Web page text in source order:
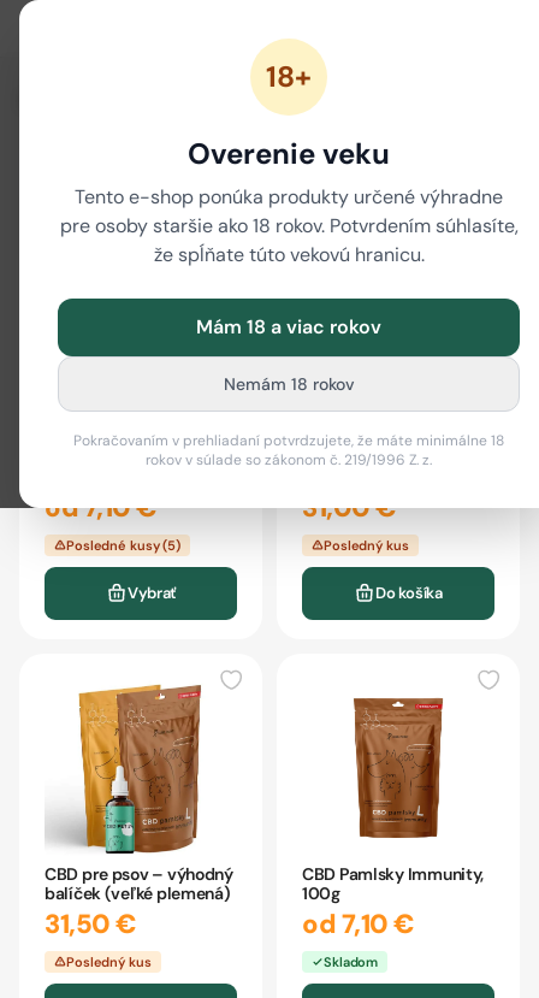
18+
Overenie veku
Tento e-shop ponúka produkty určené výhradne
pre osoby staršie ako 18 rokov. Potvrdením súhlasíte,
že spĺňate túto vekovú hranicu.
Mám 18 a viac rokov
Nemám 18 rokov
Pokračovaním v prehliadaní potvrdzujete, že máte minimálne 18
rokov v súlade so zákonom č. 219/1996 Z. z.
CurePoint
13 produktov
CBD Pamlsky Recovery,
od 7,10 €
Posledné kusy (5)
Vybrať
CBD pre psov - výhodný
31,00 €
Posledný kus
Do košíka
CBD pre psov – výhodný
balíček (veľké plemená)
31,50 €
Posledný kus
CBD Pamlsky Immunity,
100g
od 7,10 €
Skladom